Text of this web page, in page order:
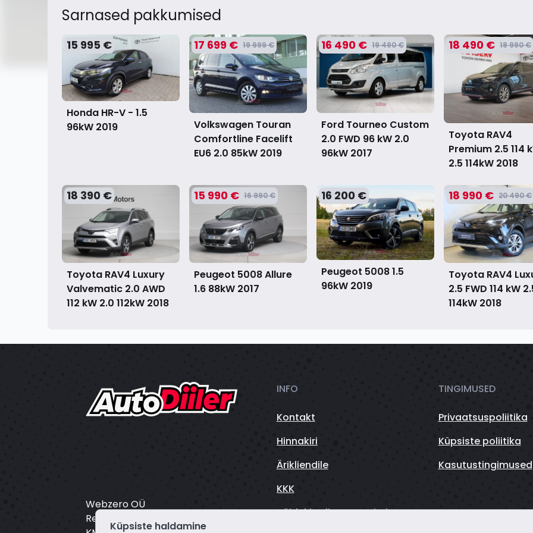
Sarnased pakkumised
15 995 €
Honda HR-V - 1.5
96kW 2019
17 699 € 19 999 €
Volkswagen Touran
Comfortline Facelift
EU6 2.0 85kW 2019
16 490 € 19 490 €
Ford Tourneo Custom
2.0 FWD 96 kW 2.0
96kW 2017
18 490 € 18 990 €
Toyota RAV4
Premium 2.5 114
2.5 114kW 2018
18 390 €
Toyota RAV4 Luxury
Valvematic 2.0 AWD
112 kW 2.0 112kW 2018
15 990 € 16 990 €
Peugeot 5008 Allure
1.6 88kW 2017
16 200 €
Peugeot 5008 1.5
96kW 2019
18 990 € 20 490 €
Toyota RAV4
2.5 FWD 114 kW
114kW 2018
Webzero OÜ
Registrikood: 16804172
INFO
Kontakt
Hinnakiri
Ärikliendile
KKK
Sõidukite finantseerimine
TINGIMUSED
Privaatsuspoliitika
Küpsiste poliitika
Kasutustingimused
Küpsiste haldamine